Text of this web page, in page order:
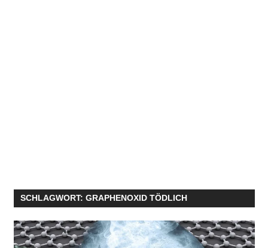
SCHLAGWORT: GRAPHENOXID TÖDLICH